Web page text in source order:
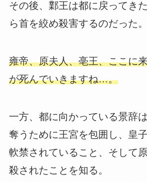
その後、鄴王は都に戻ってき
ら首を絞め殺害するのだった。
雍帝、原夫人、亳王、ここに
が死んでいきますね…。
一方、都に向かっている景辞
奪うために王宮を包囲し、皇
軟禁されていること、そして
殺されたことを知る。